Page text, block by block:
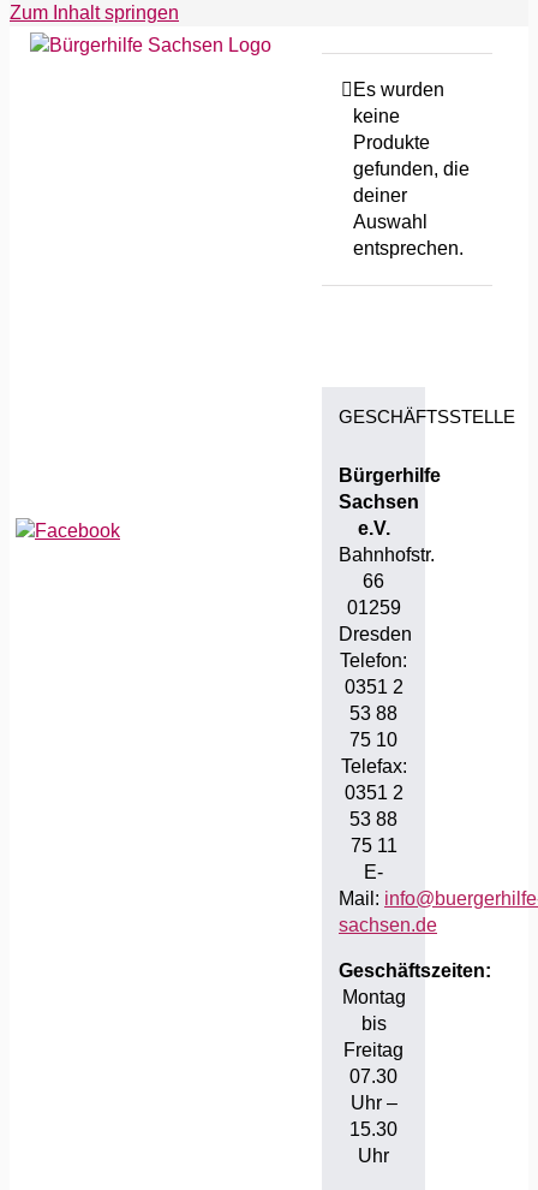
Zum Inhalt springen
Es wurden
keine
Produkte
gefunden, die
deiner
Auswahl
entsprechen.
GESCHÄFTSSTELLE
Bürgerhilfe
Sachsen
e.V.
Bahnhofstr.
66
01259
Dresden
Telefon:
0351 2
53 88
75 10
Telefax:
0351 2
53 88
75 11
E-
Mail:
sachsen.de
Geschäftszeiten:
Montag
bis
Freitag
07.30
Uhr –
15.30
Uhr